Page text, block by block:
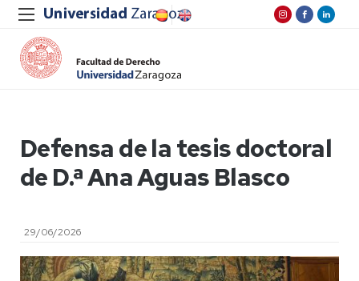
Defensa de la tesis doctoral
de D.ª Ana Aguas Blasco
29/06/2026